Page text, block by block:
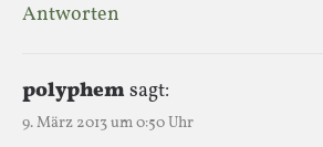
Antworten
polyphemsagt:
9. März 2013 um 0:50 Uhr